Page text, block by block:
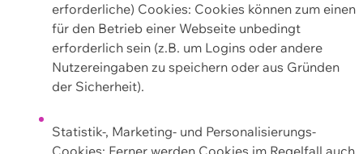
erforderliche) Cookies: Cookies können zum einen
für den Betrieb einer Webseite unbedingt
erforderlich sein (z.B. um Logins oder andere
Nutzereingaben zu speichern oder aus Gründen
der Sicherheit).
Statistik-, Marketing- und Personalisierungs-